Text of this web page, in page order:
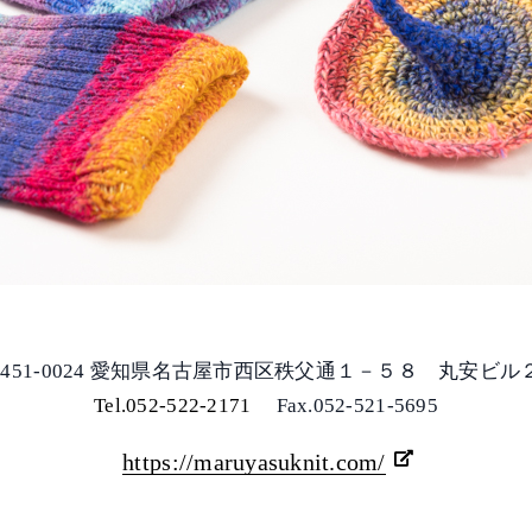
0024 愛知県名古屋市西区秩父通１－５８ 丸安ビル
Tel.052-522-2171
Fax.052-521-5695
https://maruyasuknit.com/